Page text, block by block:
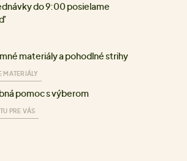
do 9:00 posielame
materiály a pohodlné strihy
MATERIÁLY
pomoc s výberom
PRE VÁS